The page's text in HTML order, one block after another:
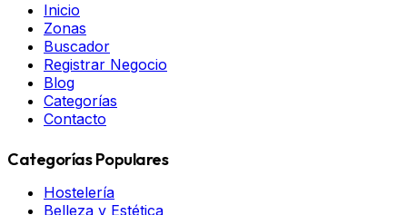
Inicio
Zonas
Buscador
Registrar Negocio
Blog
Categorías
Contacto
Categorías Populares
Hostelería
Belleza y Estética